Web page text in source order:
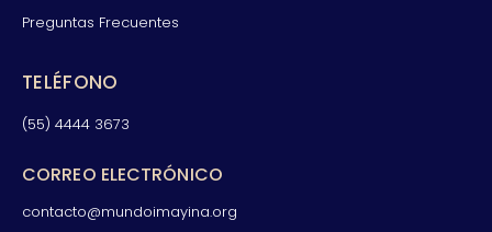
Preguntas Frecuentes
TELÉFONO
(55) 4444 3673
CORREO ELECTRÓNICO
contacto@mundoimayina.org